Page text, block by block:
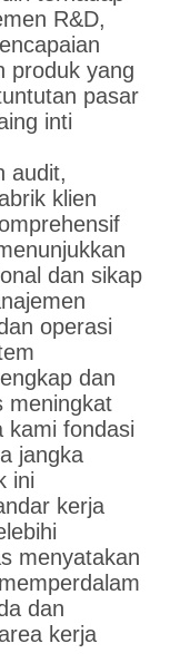
R&D,
produk yang
pasar
inti
audit,
klien
dan sikap
operasi
dan
meningkat
kami fondasi
jangka
ini
kerja
menyatakan
dan
kerja